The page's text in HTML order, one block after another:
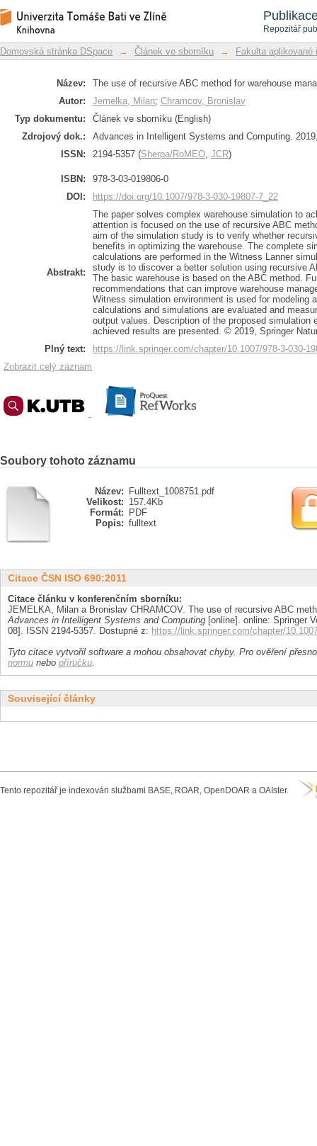
Repozitář
The use of recursive ABC method for
Repozitář DSpace/Manakin
Domovská stránka DSpace → Článek ve sborníku → Fakulta aplikované
Název:
The use of recursive ABC method for warehouse
Autor:
Jemelka, Milan; Chramcov, Bronislav
Typ dokumentu:
Článek ve sborníku (English)
Zdrojový dok.:
Advances in Intelligent Systems and Computing.
ISSN:
2194-5357 (Sherpa/RoMEO, JCR)
ISBN:
978-3-03-019806-0
DOI:
https://doi.org/10.1007/978-3-030-19807-7_22
Abstrakt:
The paper solves complex warehouse simulation to
attention is focused on the use of recursive ABC
aim of the simulation study is to verify whether
benefits in optimizing the warehouse. The complete
calculations are performed in the Witness Lanner
study is to discover a better solution using recursive
The basic warehouse is based on the ABC method.
recommendations that can improve warehouse
Witness simulation environment is used for modeling
calculations and simulations are evaluated and
output values. Description of the proposed simulation
achieved results are presented. © 2019, Springer
Plný text:
https://link.springer.com/chapter/10.1007/978-3-030-
Zobrazit celý záznam
Soubory tohoto záznamu
Název:
Fulltext_1008751.pdf
Velikost: 157.4Kb
Formát:
PDF
Popis: fulltext
Citace ČSN ISO 690:2011
Citace článku v konferenčním sborníku:
JEMELKA, Milan a Bronislav CHRAMCOV. The use of recursive ABC
Advances in Intelligent Systems and Computing [online]. online: Springer
08]. ISSN 2194-5357. Dostupné z: https://link.springer.com/chapter/
Tyto citace vytvořil software a mohou obsahovat chyby. Pro ověření
normu nebo příručku.
Související články
Tento repozitář je indexován službami BASE, ROAR, OpenDOAR a OAIster.